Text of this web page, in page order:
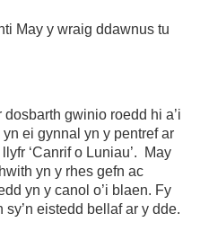
May y wraig ddawnus tu
dosbarth gwinio roedd hi a’i
ei gynnal yn y pentref ar
‘Canrif o Luniau’. May
yn y rhes gefn ac
yn y canol o’i blaen. Fy
sy’n eistedd bellaf ar y dde.